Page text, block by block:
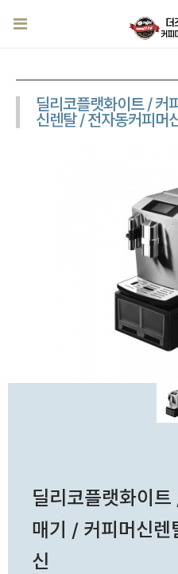
딜리코플랫화이트 / 커
신렌탈 / 전자동커피머
딜리코플랫화이
매기 / 커피머신렌
신